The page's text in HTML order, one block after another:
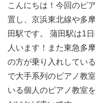
c
e
b
o
o
k
tt
er
e
こんにちは！今回のピ
置し、京浜東北線や多
田駅です。 蒲田駅は1
人います！また東急多
の方が乗り入れしてい
で大手系列のピアノ教
いる個人のピアノ教室